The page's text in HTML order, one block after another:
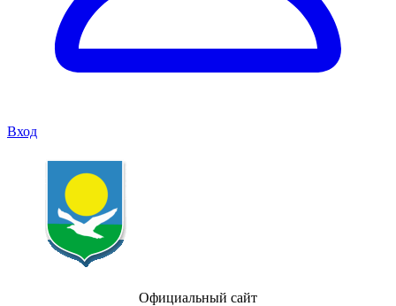
Вход
Официальный сайт